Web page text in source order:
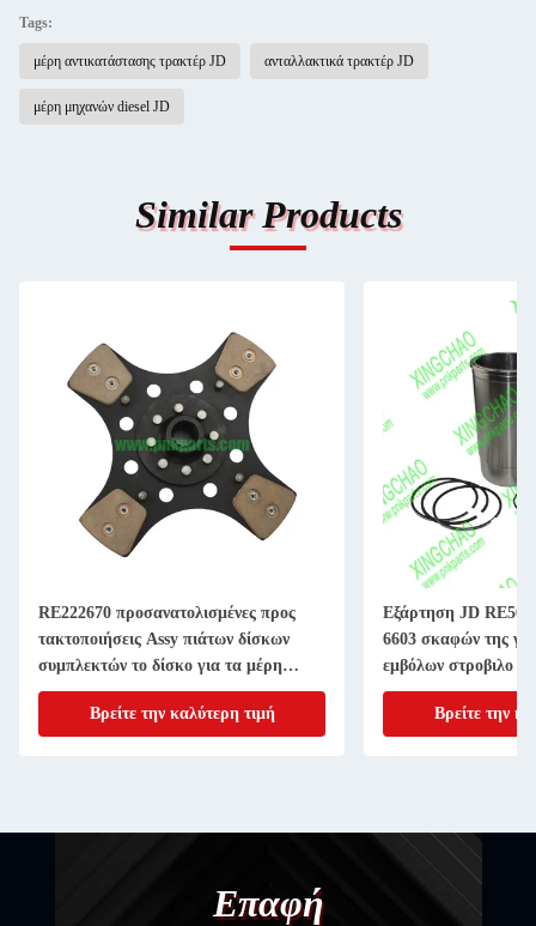
Tags:
μέρη αντικατάστασης τρακτέρ JD ανταλλακτικά τρακτέρ JD
μέρη μηχανών diesel JD
Similar Products
RE222670 προσανατολισμένες προς
τακτοποιήσεις Assy πιάτων δίσκων
συμπλεκτών το δίσκο για τα μέρη
μηχανημάτων γεωργίας 11 ίντσα 20
ΑΥΛΑΚΩΝΩΒρείτε την καλύτερη τιμή
Εξάρτηση JD
6603 σκαφών της
εμβόλων στροβιλο
4045T 6068T
Βρείτε την
Επαφή